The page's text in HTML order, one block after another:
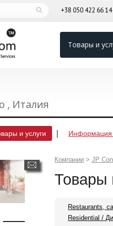
+38 050 422 66 14
Товары и
, Италия
и услуги Информация
Компании > JP
Товары
Restaurants,
Residential /